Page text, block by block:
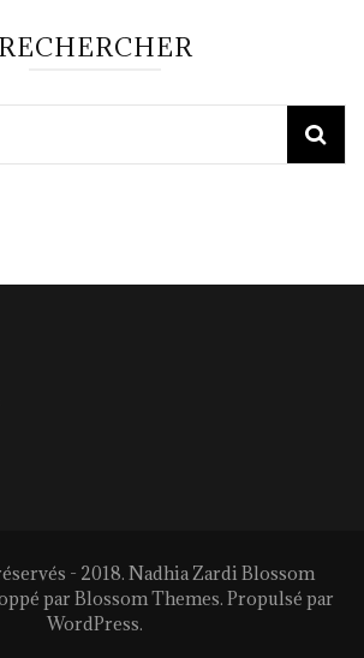
RECHERCHER
- 2018. Nadhia Zardi Blossom
par Blossom Themes. Propulsé par
WordPress.